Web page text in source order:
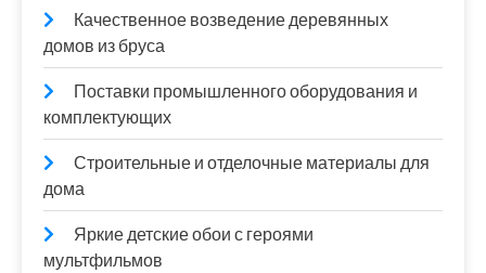
Качественное возведение деревянных
домов из бруса
Поставки промышленного оборудования и
комплектующих
Строительные и отделочные материалы для
дома
Яркие детские обои с героями
мультфильмов